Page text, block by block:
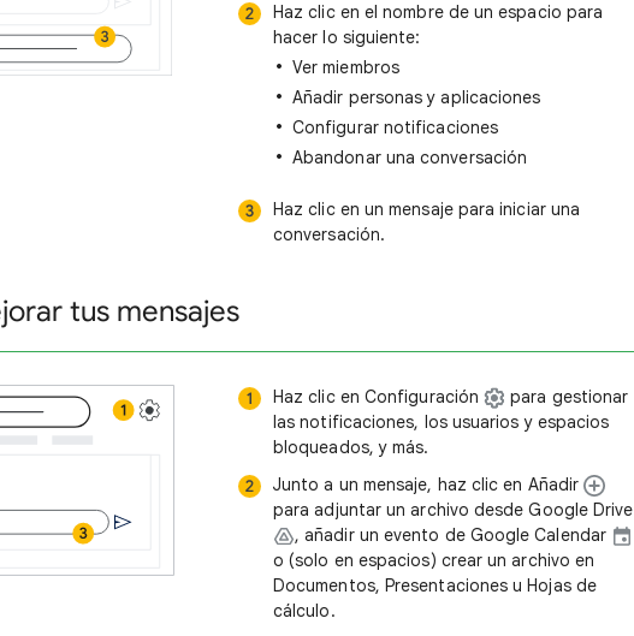
Haz clic en el nombre de un espacio para
hacer lo siguiente:
Ver miembros
Añadir personas y aplicaciones
Configurar notificaciones
Abandonar una conversación
Haz clic en un mensaje para iniciar una
conversación.
tus mensajes
Haz clic en Configuración
para gestionar
las notificaciones, los usuarios y espacios
bloqueados, y más.
Junto a un mensaje, haz clic en Añadir
para adjuntar un archivo desde Google Drive
, añadir un evento de Google Calendar
o (solo en espacios) crear un archivo en
Documentos, Presentaciones u Hojas de
cálculo.